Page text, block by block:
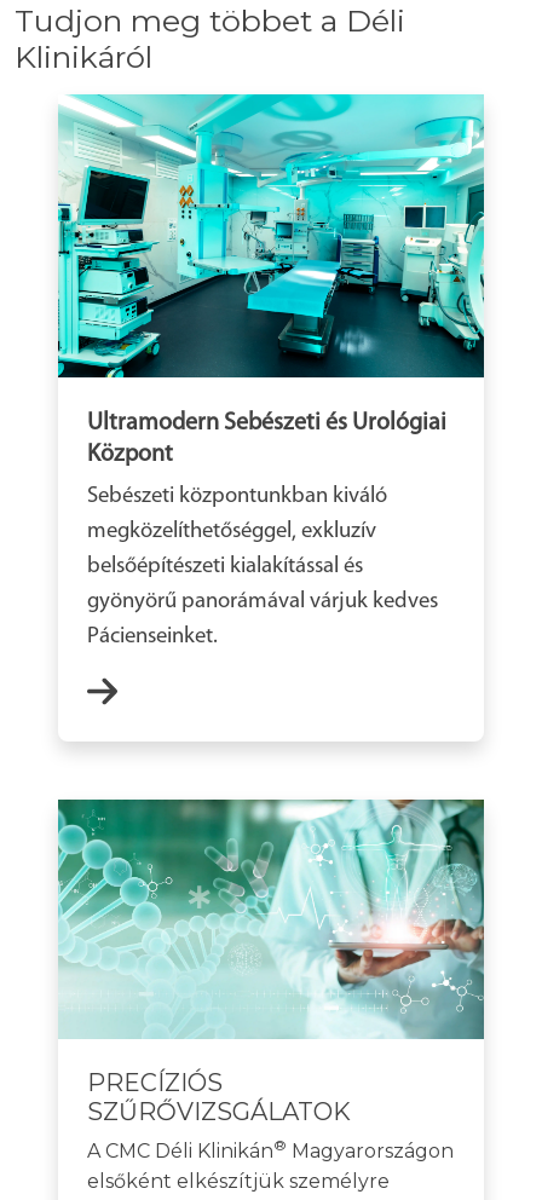
Tudjon meg többet a Déli
Klinikáról
Ultramodern Sebészeti és Urológiai
Központ
Sebészeti központunkban kiváló
megközelíthetőséggel, exkluzív
belsőépítészeti kialakítással és
gyönyörű panorámával várjuk kedves
Pácienseinket.
PRECÍZIÓS
SZŰRŐVIZSGÁLATOK
A CMC Déli Klinikán® Magyarországon
elsőként elkészítjük személyre